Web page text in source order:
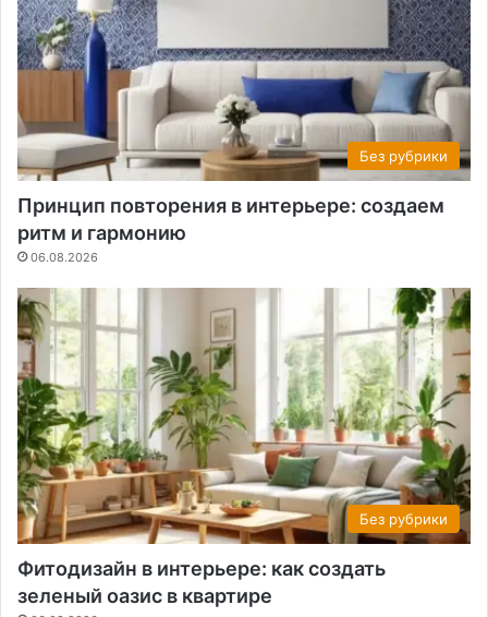
Без рубрики
Принцип повторения в интерьере: создаем
ритм и гармонию
06.08.2026
Без рубрики
Фитодизайн в интерьере: как создать
зеленый оазис в квартире